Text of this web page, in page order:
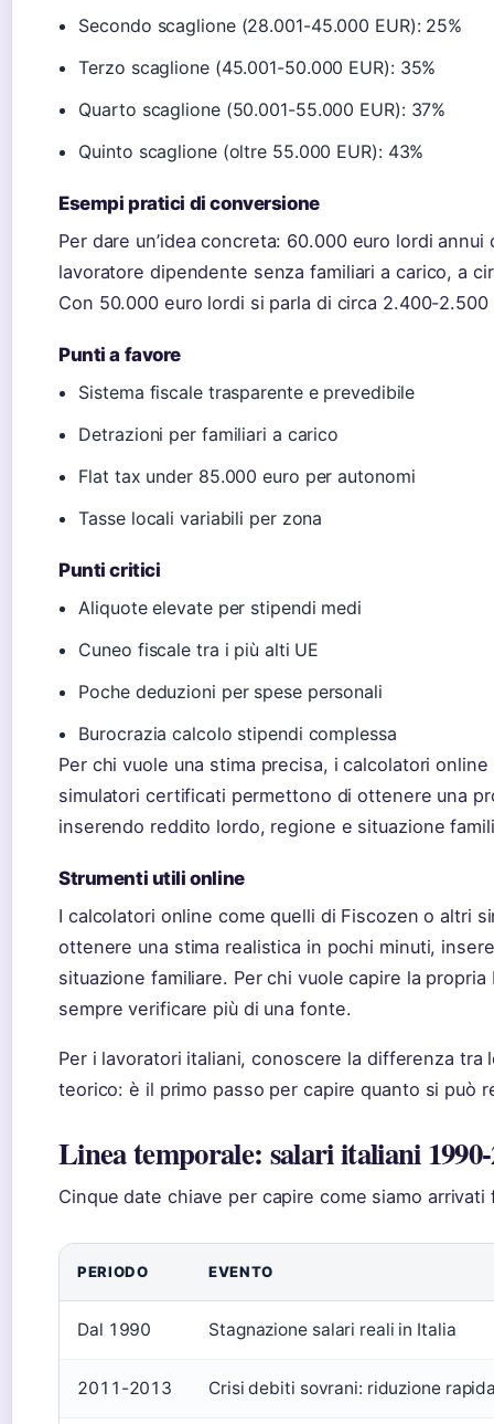
Secondo scaglione (28.001-45.000 EUR): 25%
Terzo scaglione (45.001-50.000 EUR): 35%
Quarto scaglione (50.001-55.000 EUR): 37%
Quinto scaglione (oltre 55.000 EUR): 43%
Esempi pratici di conversione
Per dare un’idea concreta: 60.000 euro lordi
lavoratore dipendente senza familiari a carico, a
Con 50.000 euro lordi si parla di circa 2.400-
Punti a favore
Sistema fiscale trasparente e prevedibile
Detrazioni per familiari a carico
Flat tax under 85.000 euro per autonomi
Tasse locali variabili per zona
Punti critici
Aliquote elevate per stipendi medi
Cuneo fiscale tra i più alti UE
Poche deduzioni per spese personali
Burocrazia calcolo stipendi complessa
Per chi vuole una stima precisa, i calcolatori
simulatori certificati permettono di ottenere una
inserendo reddito lordo, regione e situazione
Strumenti utili online
I calcolatori online come quelli di Fiscozen o altri
ottenere una stima realistica in pochi minuti,
situazione familiare. Per chi vuole capire la
sempre verificare più di una fonte.
Per i lavoratori italiani, conoscere la differenza
teorico: è il primo passo per capire quanto si può
Linea temporale: salari italiani
Cinque date chiave per capire come siamo arrivati
PERIODO EVENTO
Dal 1990 Stagnazione salari reali in Italia
2011-2013 Crisi debiti sovrani: riduzione